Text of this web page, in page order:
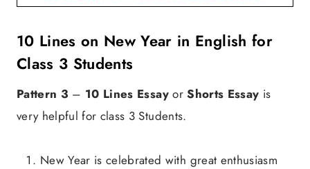
10 Lines on New Year in English for
Class 3 Students
Pattern 3 – 10 Lines EssayorShorts Essay is
very helpful for class 3 Students.
New Year is celebrated with great enthusiasm